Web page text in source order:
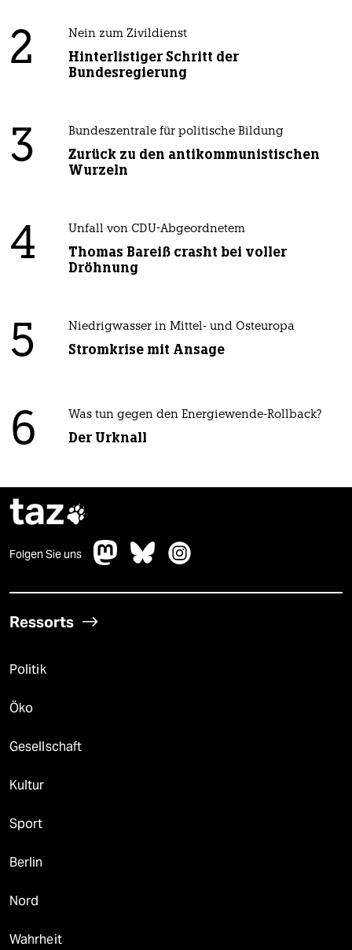
2 Nein zum Zivildienst
Hinterlistiger Schritt der
Bundesregierung
3 Bundeszentrale für politische Bildung
Zurück zu den antikommunistischen
Wurzeln
4 Unfall von CDU-Abgeordnetem
Thomas Bareiß crasht bei voller
Dröhnung
5 Niedrigwasser in Mittel- und Osteuropa
Stromkrise mit Ansage
6 Was tun gegen den Energiewende-Rollback?
Der Urknall
taz
Folgen Sie uns
Ressorts
Politik
Öko
Gesellschaft
Kultur
Sport
Berlin
Nord
Wahrheit